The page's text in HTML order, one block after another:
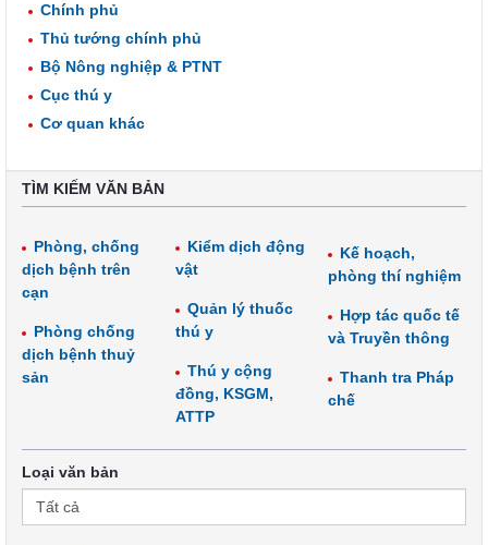
Chính phủ
Thủ tướng chính phủ
Bộ Nông nghiệp & PTNT
Cục thú y
Cơ quan khác
TÌM KIẾM VĂN BẢN
Phòng, chống
dịch bệnh trên
cạn
Phòng chống
dịch bệnh thuỷ
sản
Kiểm dịch động
vật
Quản lý thuốc
thú y
Thú y cộng
đồng, KSGM,
ATTP
Kế hoạch,
phòng thí nghiệm
Hợp tác quốc tế
và Truyền thông
Thanh tra Pháp
chế
Loại văn bản